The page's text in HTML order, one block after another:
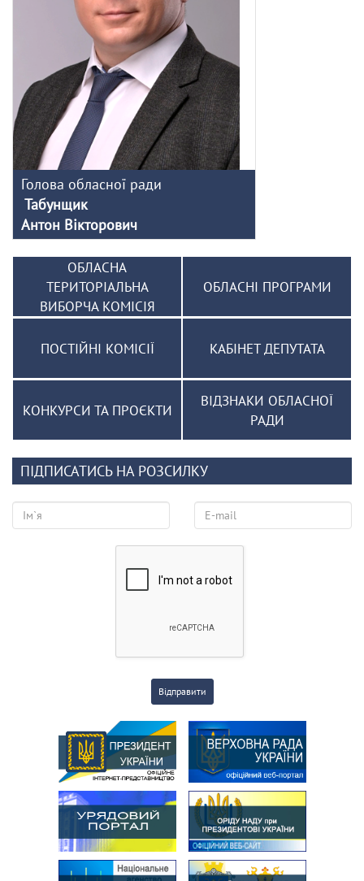
Голова обласної ради
Табунщик
Антон Вікторович
ОБЛАСНА
ТЕРИТОРІАЛЬНА
ВИБОРЧА КОМІСІЯ
ОБЛАСНІ ПРОГРАМИ
ПОСТІЙНІ КОМІСІЇ КАБІНЕТ ДЕПУТАТА
КОНКУРСИ ТА ПРОЄКТИ
ВІДЗНАКИ ОБЛАСНОЇ
РАДИ
ПІДПИСАТИСЬ НА РОЗСИЛКУ
Відправити